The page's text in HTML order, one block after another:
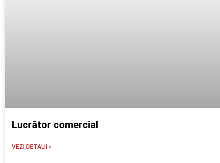
Lucrător comercial
VEZI DETALII »